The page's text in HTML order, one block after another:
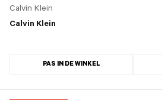
Calvin Klein
Calvin Klein
PAS IN DE WINKEL